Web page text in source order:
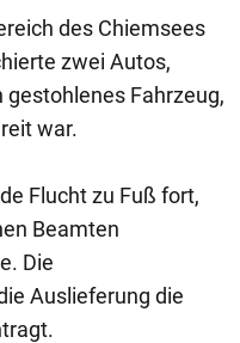
des Chiemsees
zwei Autos,
Fahrzeug,
war.
Flucht zu Fuß fort,
Beamten
Die
Auslieferung die